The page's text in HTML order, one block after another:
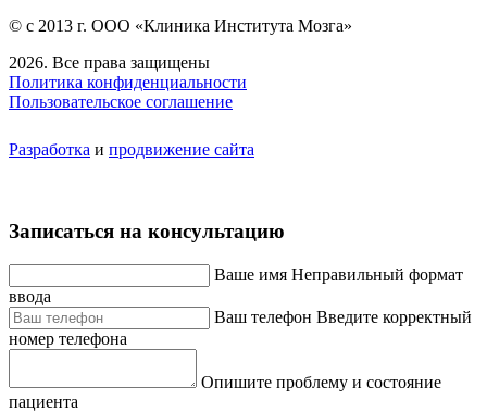
© с 2013 г. ООО «Клиника Института Мозга»
2026. Все права защищены
Политика конфиденциальности
Пользовательское соглашение
Разработка и продвижение сайта
Записаться на консультацию
Ваше имя Неправильный формат
ввода
Ваш телефон Введите корректный
номер телефона
Опишите проблему и состояние
пациента